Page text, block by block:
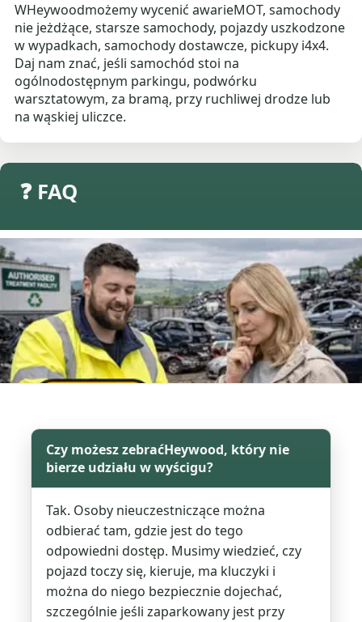
WHeywoodmożemy wycenić awarieMOT, samochody
nie jeżdżące, starsze samochody, pojazdy uszkodzone
w wypadkach, samochody dostawcze, pickupy i4x4.
Daj nam znać, jeśli samochód stoi na
ogólnodostępnym parkingu, podwórku
warsztatowym, za bramą, przy ruchliwej drodze lub
na wąskiej uliczce.
❓ FAQ
Czy możesz zebraćHeywood, który nie
bierze udziału w wyścigu?
Tak. Osoby nieuczestniczące można
odbierać tam, gdzie jest do tego
odpowiedni dostęp. Musimy wiedzieć, czy
pojazd toczy się, kieruje, ma kluczyki i
można do niego bezpiecznie dojechać,
szczególnie jeśli zaparkowany jest przy